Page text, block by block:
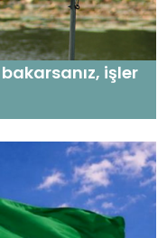
işler